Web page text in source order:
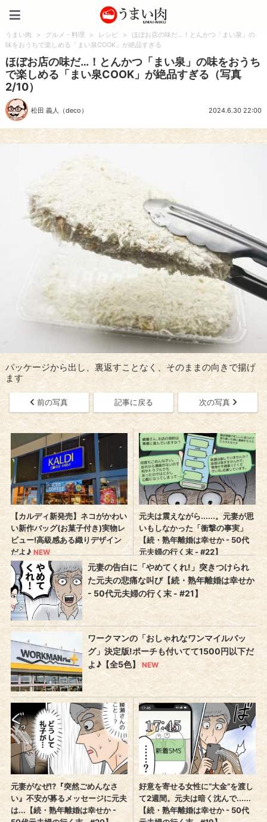
うまい肉 > グルメ・料理 > レシピ >
ほぼお店の味だ…！とんかつ「まい泉」の
味をおうちで楽しめる「まい泉COOK」が絶品すぎる
ほぼお店の味だ…！とんかつ「まい泉」の味をおうち
で楽しめる「まい泉COOK」が絶品すぎる（写真
2/10）
松田 義人（deco） 2024.6.30 22:00
パッケージから出し、裏返すことなく、そのままの向きで揚げ
ます
前の写真 記事に戻る 次の写真